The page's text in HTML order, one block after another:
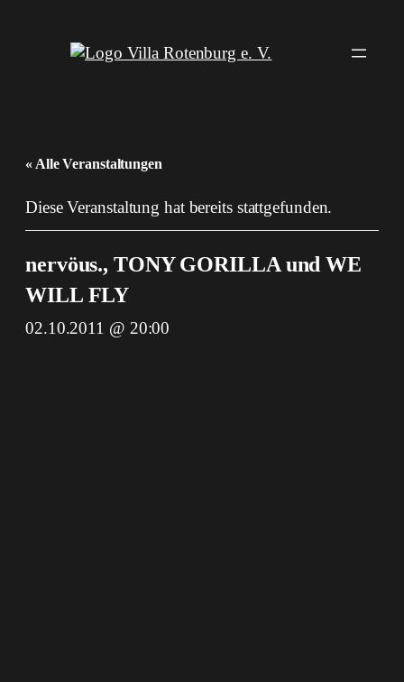
« Alle Veranstaltungen
Diese Veranstaltung hat bereits stattgefunden.
nervöus., TONY GORILLA und WE
WILL FLY
02.10.2011 @ 20:00